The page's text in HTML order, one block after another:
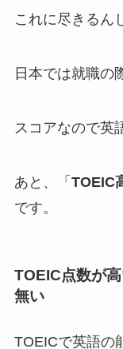
これに尽きるん
日本では就職の
スコアなので英
あと、「 TOEIC
です。
TOEIC点数が
無い
TOEICで英語の